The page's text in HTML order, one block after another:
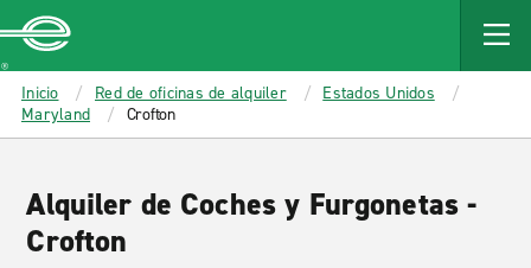
MAIN
CONTENT
Enterprise
Inicio Red de oficinas de alquiler
Estados Unidos
Maryland
Crofton
Alquiler de Coches y Furgonetas -
Crofton